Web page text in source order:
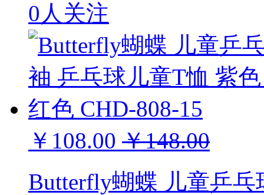
0人关注
￥108.00 ￥148.00
Butterfly蝴蝶 儿童乒